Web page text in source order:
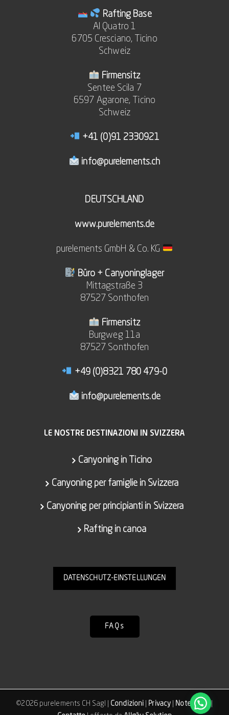
Rafting Base
Al Quatro 1
6705 Cresciano, Ticino
Schweiz
Firmensitz
Sentee Scila 7
6597 Agarone, Ticino
Schweiz
+41 (0)91 2330921
info@purelements.ch
DEUTSCHLAND
www.purelements.de
purelements GmbH & Co. KG
Büro + Canyoninglager
Mittagstraße 3
87527 Sonthofen
Firmensitz
Burgweg 11a
87527 Sonthofen
+49 (0)8321 780 479-0
info@purelements.de
LE NOSTRE DESTINAZIONI IN SVIZZERA
Canyoning in Ticino
Canyoning per famiglie in Svizzera
Canyoning per principianti in Svizzera
Rafting in canoa
DATENSCHUTZ-EINSTELLUNGEN
FAQs
©2026 purelements CH Sagl | Condizioni Privacy Note legali |